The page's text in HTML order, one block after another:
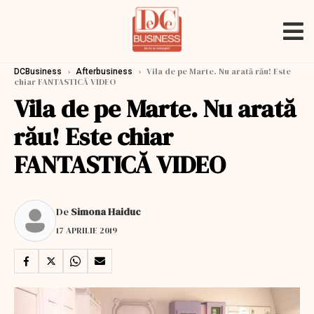
DCBusiness › Afterbusiness › Vila de pe Marte. Nu arată rău! Este
chiar FANTASTICĂ VIDEO
Vila de pe Marte. Nu arată
rău! Este chiar
FANTASTICĂ VIDEO
De Simona Haiduc
17 APRILIE 2019